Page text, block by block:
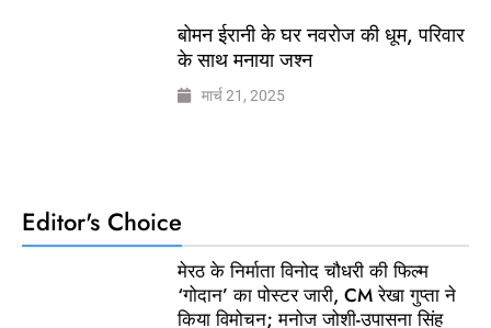
बोमन ईरानी के घर नवरोज की धूम, परिवार
के साथ मनाया जश्न
मार्च 21, 2025
Editor's Choice
मेरठ के निर्माता विनोद चौधरी की फिल्म
‘गोदान’ का पोस्टर जारी, CM रेखा गुप्ता ने
किया विमोचन; मनोज जोशी-उपासना सिंह